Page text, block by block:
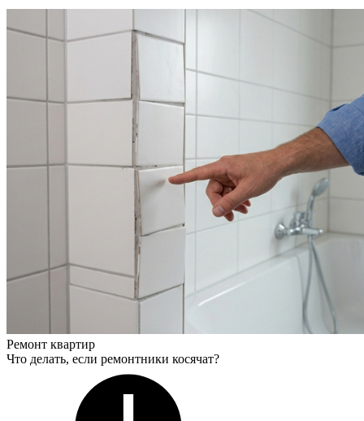
Ремонт квартир
Что делать, если ремонтники косячат?